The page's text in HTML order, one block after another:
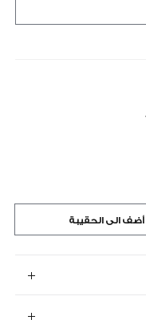
أضف الى الحقيبة